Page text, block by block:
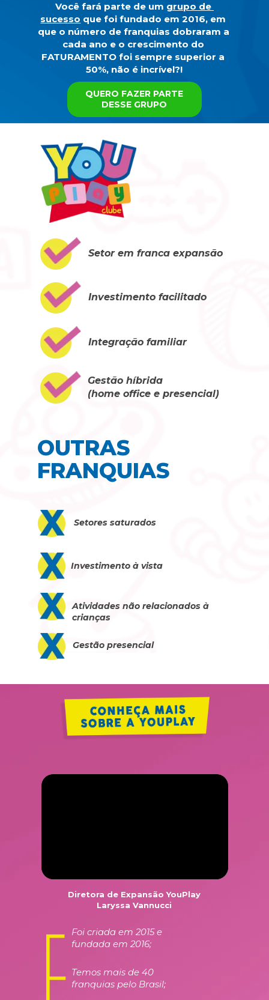
Você fará parte de um grupo de
sucesso que foi fundado em 2016, em
que o número de franquias dobraram a
FATURAMENTO foi sempre superior a
50%, não é incrível?!
QUERO FAZER PARTE
DESSE GRUPO
OUTRAS
FRANQUIAS
Setor em franca expansão
Investimento facilitado
Integração familiar
Gestão híbrida
(home office e presencial)
Setores saturados
Investimento à vista
Atividades não relacionados à
crianças
Gestão presencial
Foi criada em 2015 e
fundada em 2016;
Temos mais de 40
franquias pelo Brasil;
Diretora de Expansão YouPlay
Laryssa Vannucci